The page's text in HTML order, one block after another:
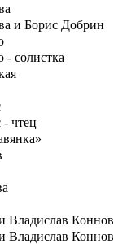
и Борис Добрин
- солистка
чтец
Владислав Коннов
Владислав Коннов